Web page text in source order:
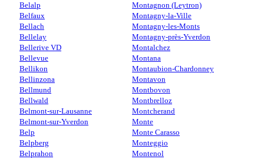
Belalp
Belfaux
Bellach
Bellelay
Bellerive VD
Bellevue
Bellikon
Bellinzona
Bellmund
Bellwald
Belmont-sur-Lausanne
Belmont-sur-Yverdon
Belp
Belpberg
Belprahon
Montagnon (Leytron)
Montagny-la-Ville
Montagny-les-Monts
Montagny-près-Yverdon
Montalchez
Montana
Montaubion-Chardonney
Montavon
Montbovon
Montbrelloz
Montcherand
Monte
Monte Carasso
Monteggio
Montenol